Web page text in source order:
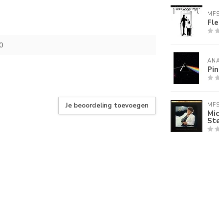
Je beoordeling toevoegen